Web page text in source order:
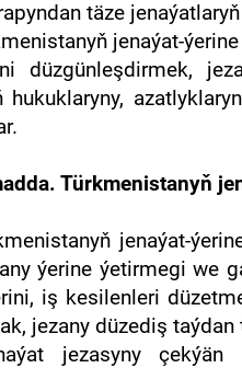
täze
jenaýat-
düzgünleşdirmek,
hukuklaryny,
Türkmenistanyň
jenaýat-
ýerine ýetirmegi we
iş kesilenleri
jezany düzediş
jezasyny çekýän